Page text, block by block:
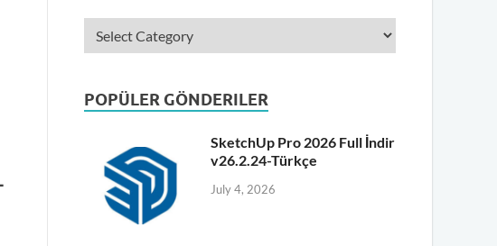
POPÜLER GÖNDERILER
SketchUp Pro 2026 Full İndir
v26.2.24-Türkçe
July 4, 2026